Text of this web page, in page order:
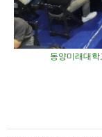
동양미래대